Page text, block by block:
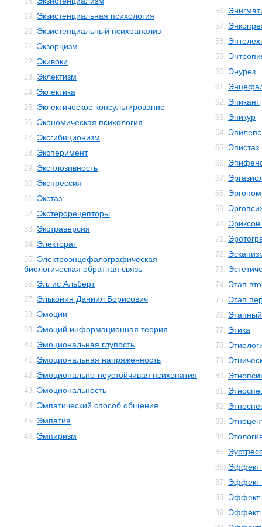
19. Экзистенциальная психология
20. Экзистенциальный психоанализ
21. Экзорцизм
22. Экивоки
23. Эклектизм
24. Эклектика
25. Эклектическое консультирование
26. Экономическая психология
27. Эксгибиционизм
28. Эксперимент
29. Эксплозивность
30. Экспрессия
31. Экстаз
32. Экстерорецепторы
33. Экстраверсия
34. Электорат
35. Электроэнцефалографическая
биологическая обратная связь
36. Эллис Альберт
37. Эльконин Даниил Борисович
38. Эмоции
39. Эмоций информационная теория
40. Эмоциональная глупость
41. Эмоциональная напряженность
42. Эмоционально-неустойчивая психопатия
43. Эмоциональность
44. Эмпатический способ общения
45. Эмпатия
46. Эмпиризм
56.
57.
58.
59.
60. Энурез
61.
62. Эпикант
63. Эпикур
64.
65. Эпистаз
66.
67.
68.
69.
70.
71.
72.
73.
74. Этап
75. Этап
76.
77. Этика
78.
79.
80.
81.
82.
83.
84.
85.
86. Эффект
87. Эффект
88. Эффект
89. Эффект